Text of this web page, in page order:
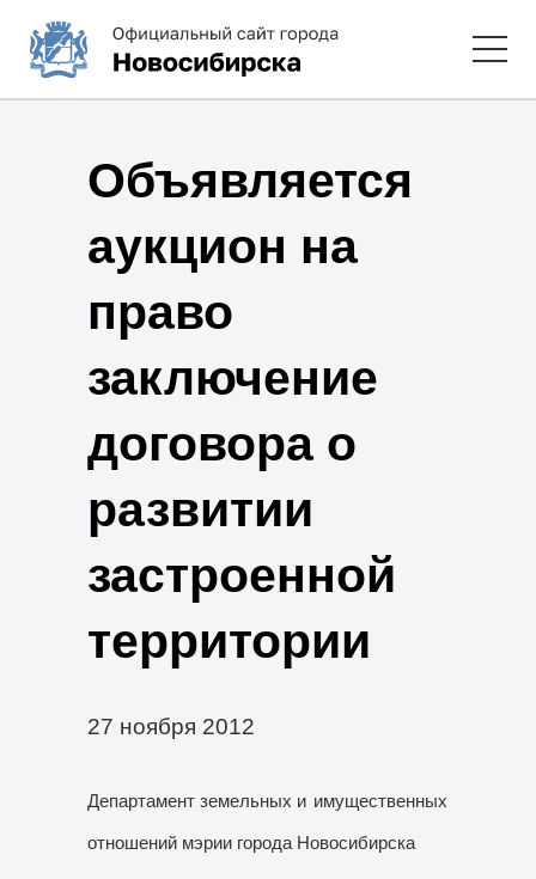
Объявляется
аукцион на
право
заключение
договора о
развитии
застроенной
территории
27 ноября 2012
Департамент земельных и имущественных
отношений мэрии города Новосибирска